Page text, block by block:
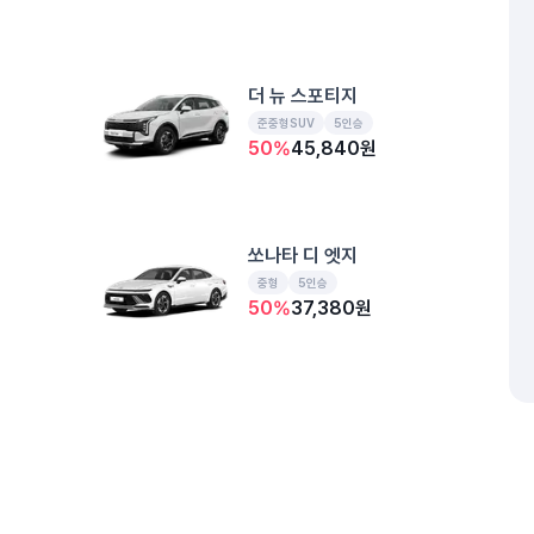
더 뉴 스포티지
준중형SUV 5인승
50%45,840원
쏘나타 디 엣지
중형 5인승
50%37,380원